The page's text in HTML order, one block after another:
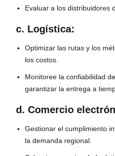
Evaluar a los distribuidores
c. Logística:
Optimizar las rutas y los
los costos.
Monitoree la confiabilidad
garantizar la entrega a
d. Comercio
Gestionar el cumplimiento
la demanda regional.